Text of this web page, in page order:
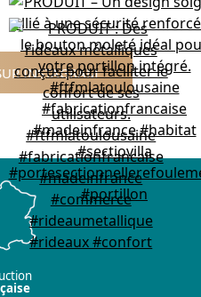
INSTAGRAM